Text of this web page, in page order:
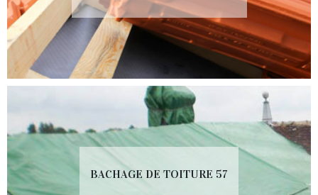
BACHAGE DE TOITURE 57